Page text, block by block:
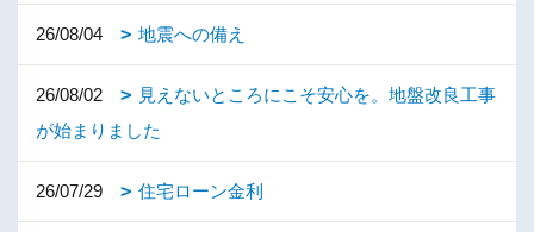
26/08/04 地震への備え
26/08/02
見えないところにこそ安心を。地盤改良工事
が始まりました
26/07/29 住宅ローン金利